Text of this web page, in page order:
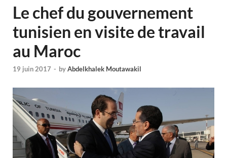
Le chef du gouvernement
tunisien en visite de travail
au Maroc
19 juin 2017 - byAbdelkhalek Moutawakil